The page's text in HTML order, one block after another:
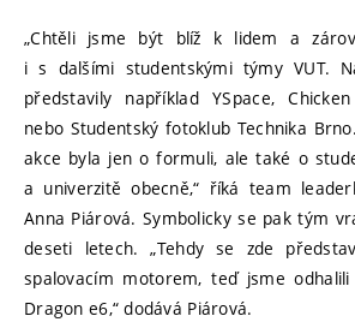
„Chtěli jsme být blíž k lidem a
i s dalšími studentskými týmy VUT.
představily například YSpace,
nebo Studentský fotoklub Technika
akce byla jen o formuli, ale také o
a univerzitě obecně,“ říká team
Anna Piárová. Symbolicky se pak tým
deseti letech. „Tehdy se zde
spalovacím motorem, teď jsme
Dragon e6,“ dodává Piárová.